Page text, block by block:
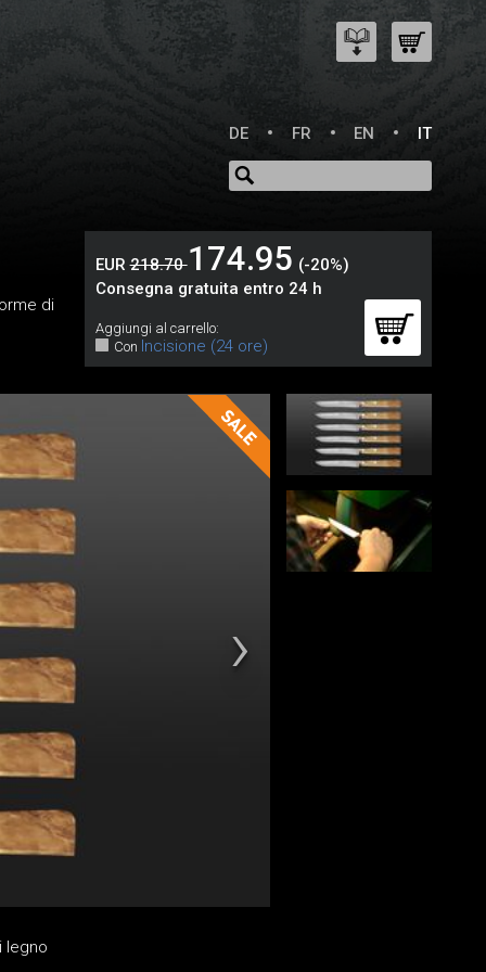
DE FR EN IT
di
EUR218.70174.95 (-20%)
Consegna gratuita entro 24 h
Aggiungi al carrello:
Con Incisione (24 ore)
legno